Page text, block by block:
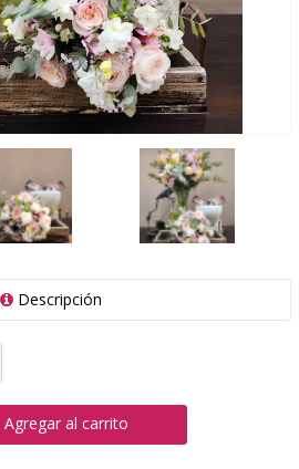
Descripción
Agregar al carrito